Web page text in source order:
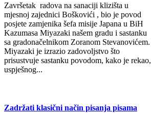
Završetak radova na sanaciji klizišta u
mjesnoj zajednici Boškovići , bio je povod
posjete zamjenika šefa misije Japana u BiH
Kazumasa Miyazaki našem gradu i sastanku
sa gradonačelnikom Zoranom Stevanovićem.
Miyazaki je izrazio zadovoljstvo što
prisustvuje sastanku povodom, kako je rekao,
uspješnog...
Zadržati klasični način pisanja pisama